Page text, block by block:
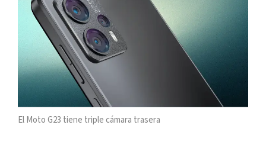
El Moto G23 tiene triple cámara trasera